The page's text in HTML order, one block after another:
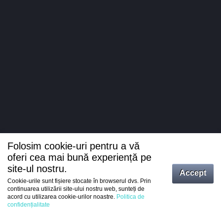
Intrați
Folosim cookie-uri pentru a vă
oferi cea mai bună experiență pe
site-ul nostru.
Cookie-urile sunt fișiere stocate în browserul dvs. Prin
continuarea utilizării site-ului nostru web, sunteți de
acord cu utilizarea cookie-urilor noastre. Politica de
confidențialitate
Accept